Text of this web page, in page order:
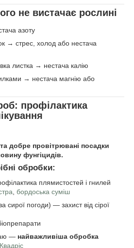
не вистачає рослині
азоту
→ стрес, холод або нестача
листка → нестача калію
→ нестача магнію або
профілактика
добре провітрювані посадки
фунгіцидів.
обробки:
плямистостей і гнилей
бордоська суміш
сирої погоди) — захист від сірої
— найважливіша обробка
Квадріс